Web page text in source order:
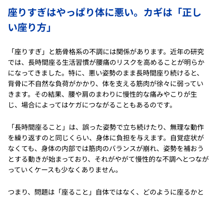
座りすぎはやっぱり体に悪い。カギは「正し
い座り方」
「座りすぎ」と筋骨格系の不調には関係があります。近年の研究
では、長時間座る生活習慣が腰痛のリスクを高めることが明らか
になってきました。特に、悪い姿勢のまま長時間座り続けると、
背骨に不自然な負荷がかかり、体を支える筋肉が徐々に弱ってい
きます。その結果、腰や肩のまわりに慢性的な痛みやこりが生
じ、場合によってはケガにつながることもあるのです。
「長時間座ること」は、誤った姿勢で立ち続けたり、無理な動作
を繰り返すのと同じくらい、身体に負担を与えます。自覚症状が
なくても、身体の内部では筋肉のバランスが崩れ、姿勢を補おう
とする動きが始まっており、それがやがて慢性的な不調へとつなが
っていくケースも少なくありません。
つまり、問題は「座ること」自体ではなく、どのように座るかと